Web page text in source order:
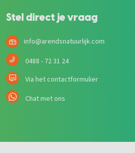
Stel direct je vraag
info@arendsnatuurlijk.com
0488 - 72 31 24
Via het contactformulier
Chat met ons